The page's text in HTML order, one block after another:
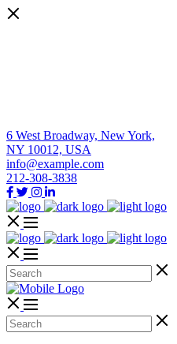
6 West Broadway, New York,
NY 10012, USA
info@example.com
212-308-3838